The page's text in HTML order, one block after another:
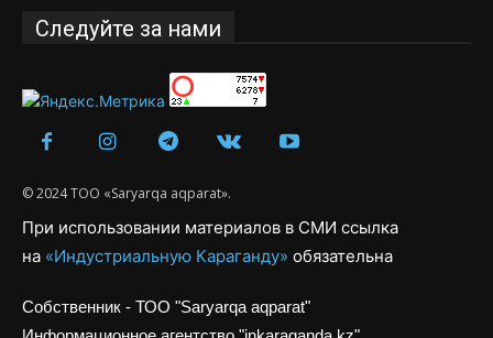
Следуйте за нами
© 2024 ТОО «Saryarqa aqparat».
При использовании материалов в СМИ ссылка
на «Индустриальную Караганду» обязательна
Собственник - ТОО "Saryarqa aqparat"